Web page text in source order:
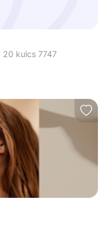
20 kulcs 7747